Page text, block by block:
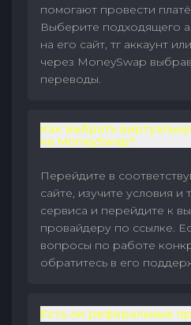
помогают провести
Выберите подходящего
на его сайт, тг аккаунт
через MoneySwap
переводы.
Как выбрать
на MoneySwap?
Перейдите в
сайте, изучите условия
сервиса и перейдите к
провайдеру по ссылке.
вопросы по работе
обратитесь в его
Есть ли реферальные